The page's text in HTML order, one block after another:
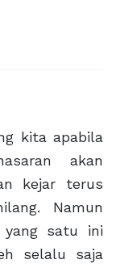
kita apabila
akan
kejar terus
Namun
yang satu ini
selalu saja